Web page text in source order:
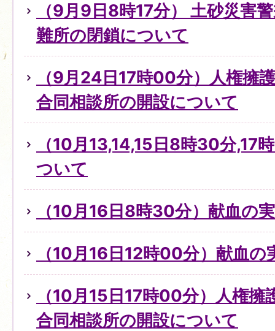
（9月9日8時17分） 土砂災害
難所の閉鎖について
（9月24日17時00分）人権擁
合同相談所の開設について
（10月13,14,15日8時30分,17
ついて
（10月16日8時30分）献血の
（10月16日12時00分）献血の
（10月15日17時00分）人権擁
合同相談所の開設について